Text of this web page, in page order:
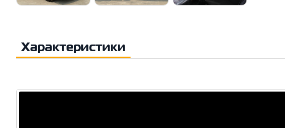
Характеристики